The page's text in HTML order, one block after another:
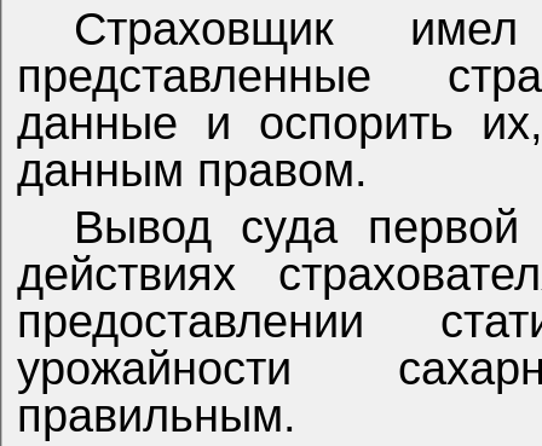
Страховщик
представленные
данные и оспорить
данным правом.
Вывод суда первой
действиях
предоставлении
урожайности
правильным.